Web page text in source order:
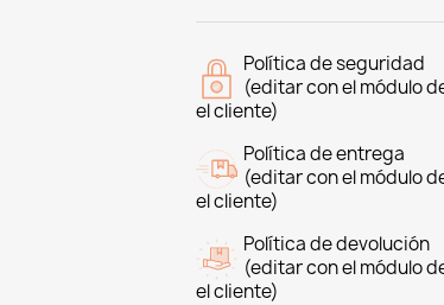
Política de seguridad
(editar con el módulo
el cliente)
Política de entrega
(editar con el módulo
el cliente)
Política de devolución
(editar con el módulo
el cliente)